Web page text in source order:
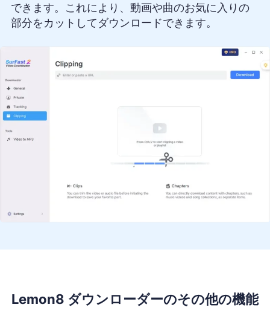
できます。これにより、動画や曲のお気に入りの
部分をカットしてダウンロードできます。
Lemon8 ダウンローダーのその他の機能